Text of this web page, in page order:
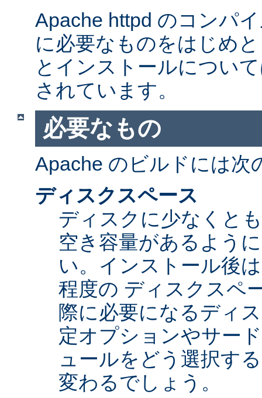
Apache httpd のコンパ
に必要なものをはじめ
とインストールについ
されています。
必要なもの
Apache のビルドには次
ディスクスペース
ディスクに少なくと
空き容量があるよう
い。インストール後
程度の ディスクスペ
際に必要になるディ
定オプションやサー
ュールをどう選択す
変わるでしょう。